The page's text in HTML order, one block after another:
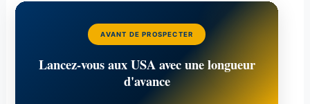
AVANT DE PROSPECTER
Lancez-vous aux USA avec une longueur
d'avance